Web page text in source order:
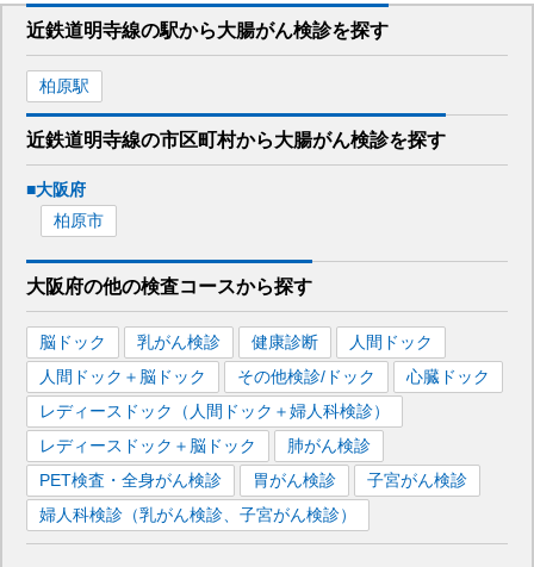
近鉄道明寺線の駅から大腸がん検診を探す
柏原駅
近鉄道明寺線の市区町村から大腸がん検診を探す
■大阪府
柏原市
大阪府の他の検査コースから探す
脳ドック 乳がん検診 健康診断
人間ドック
人間ドック＋脳ドック
その他検診/ドック
心臓ドック
レディースドック（人間ドック＋婦人科検診）
レディースドック＋脳ドック
肺がん検診
PET検査・全身がん検診
胃がん検診
子宮がん検診
婦人科検診（乳がん検診、子宮がん検診）